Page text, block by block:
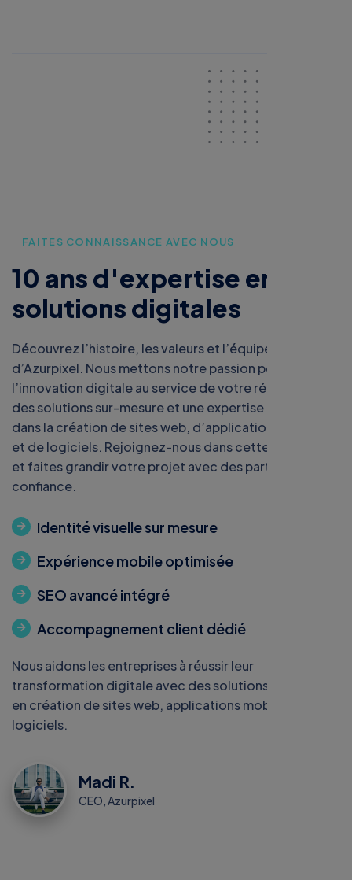
rapide et éclairée.
FAITES CONNAISSANCE AVEC NOUS
10 ans d'expertise en
solutions digitales
Découvrez l’histoire, les valeurs et l’équipe
d’Azurpixel. Nous mettons notre passion pour
l’innovation digitale au service de votre réussite, avec
des solutions sur-mesure et une expertise éprouvée
dans la création de sites web, d’applications mobiles
et de logiciels. Rejoignez-nous dans cette aventure
et faites grandir votre projet avec des partenaires de
confiance.
Identité visuelle sur mesure
Expérience mobile optimisée
SEO avancé intégré
Accompagnement client dédié
Nous aidons les entreprises à réussir leur
transformation digitale avec des solutions innovantes
en création de sites web, applications mobiles et
logiciels.
Madi R.
CEO, Azurpixel